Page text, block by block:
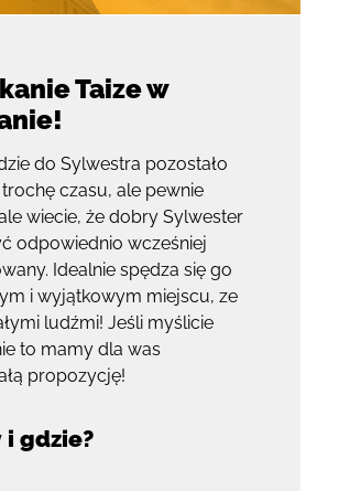
Taize w
do Sylwestra pozostało
czasu, ale pewnie
wiecie, że dobry Sylwester
odpowiednio wcześniej
Idealnie spędza się go
i wyjątkowym miejscu, ze
ludźmi! Jeśli myślicie
to mamy dla was
propozycję!
i gdzie?